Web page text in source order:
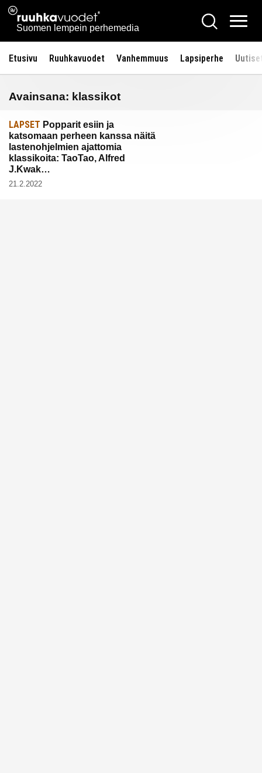
Siirry
sisältöön
Ruuhkavuodet.fi
Suomen lempein perhemedia
Hae
Etusivu Ruuhkavuodet Vanhemmuus Lapsiperhe
Avainsana: klassikot
LAPSET Popparit esiin ja
katsomaan perheen kanssa näitä
lastenohjelmien ajattomia
klassikoita: TaoTao, Alfred
J.Kwak…
21.2.2022